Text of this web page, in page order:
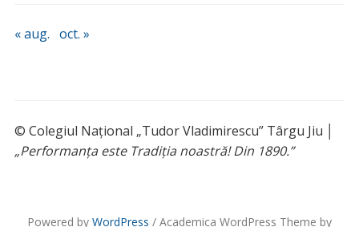
« aug. oct. »
© Colegiul Național „Tudor Vladimirescu” Târgu Jiu │
„Performanța este Tradiția noastră! Din 1890.”
Powered by WordPress / Academica WordPress Theme by